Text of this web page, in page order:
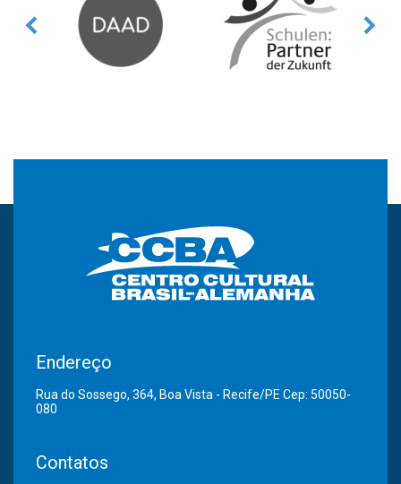
Endereço
Rua do Sossego, 364, Boa Vista - Recife/PE Cep: 50050-
080
Contatos